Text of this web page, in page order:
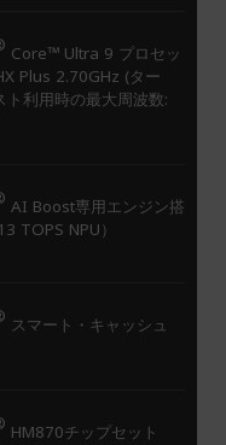
Core™ Ultra 9 プロセッ
Plus 2.70GHz (ター
ト利用時の最大周波数:
AI Boost専用エンジン搭
TOPS NPU）
スマート・キャッシュ
HM870チップセット